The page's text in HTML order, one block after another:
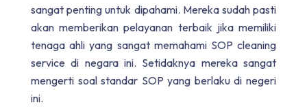
sangat penting untuk dipahami. Mereka sudah pasti
akan memberikan pelayanan terbaik jika memiliki
tenaga ahli yang sangat memahami SOP cleaning
service di negara ini. Setidaknya mereka sangat
mengerti soal standar SOP yang berlaku di negeri
ini.